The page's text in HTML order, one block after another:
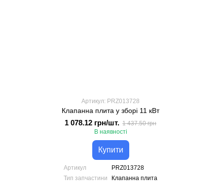
Артикул: PRZ013728
Клапанна плита у зборі 11 кВт
1 078.12 грн/шт. 1 437.50 грн
В наявності
Купити
Артикул
PRZ013728
Тип запчастини
Клапанна плита